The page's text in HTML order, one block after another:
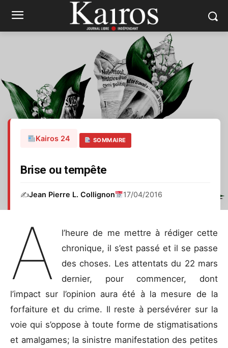
Kairos 24 SOMMAIRE
Brise ou tempête
✍️Jean Pierre L. Collignon 17/04/2016
A
l’heure de me mettre à rédiger cette
chronique, il s’est passé et il se passe
des choses. Les attentats du 22 mars
dernier, pour commencer, dont
l’impact sur l’opinion aura été à la mesure de la
forfaiture et du crime. Il reste à persévérer sur la
voie qui s’oppose à toute forme de stigmatisations
et amalgames; la sinistre manifestation des petites